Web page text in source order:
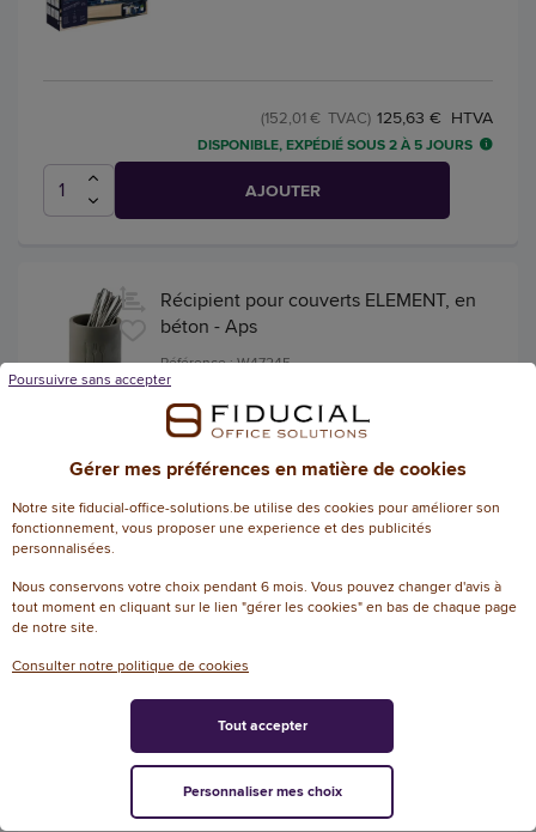
125,63 € HTVA
(152,01 € TVAC)
DISPONIBLE, EXPÉDIÉ SOUS 2 À 5 JOURS
AJOUTER
Récipient pour couverts ELEMENT, en
béton - Aps
Référence : W47245
25,22 € HTVA
(30,52 € TVAC)
AJOUTER
cases, brun clair - Aps
30,47 € HTVA
(36,87 € TVAC)
Gérer mes préférences en matière de cookies
Notre site fiducial-office-solutions.be utilise des cookies pour améliorer son
fonctionnement, vous proposer une experience et des publicités
personnalisées.
Nous conservons votre choix pendant 6 mois. Vous pouvez changer d'avis à
tout moment en cliquant sur le lien "gérer les cookies" en bas de chaque page
de notre site.
Consulter notre politique de cookies
Poursuivre sans accepter
Personnaliser mes choix
Tout accepter